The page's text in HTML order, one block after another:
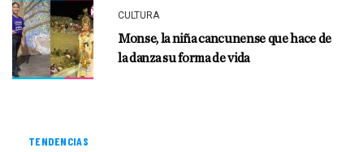
CULTURA
Monse, la niña cancunense que hace de
la danza su forma de vida
TENDENCIAS